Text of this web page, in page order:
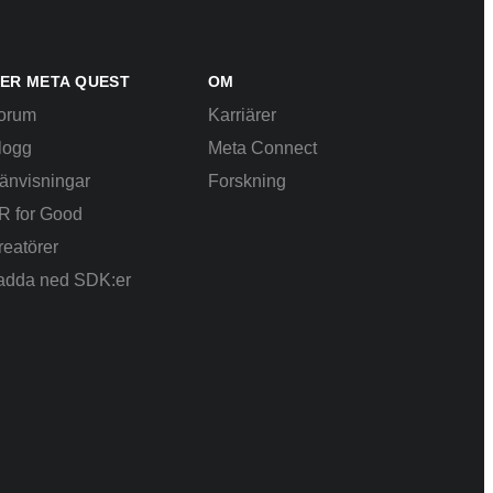
META QUEST
for Good
ned SDK:er
OM
Karriärer
Meta Connect
Forskning